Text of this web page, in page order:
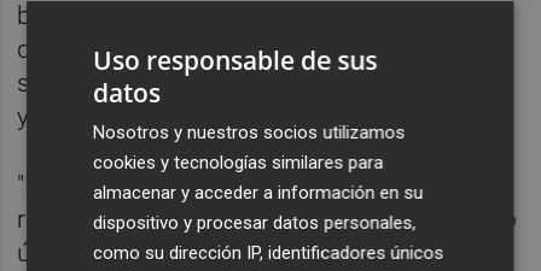
buscan hablar del pasado, de la situación
que con el esfuerzo de todos estamos
superando con el objetivo de generar miedo
y tensión en los ciudadanos".
"En el PP afrontamos decisiones con
realismo y responsabilidad mientras otros lo
único que buscan es intentar engañar a la
Uso responsable de sus
datos
Nosotros y nuestros socios utilizamos
cookies y tecnologías similares para
almacenar y acceder a información en su
dispositivo y procesar datos personales,
como su dirección IP, identificadores únicos